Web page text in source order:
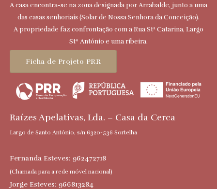
A casa encontra-se na zona designada por Arrabalde, junto a uma
das casas senhoriais (Solar de Nossa Senhora da Conceição).
A propriedade faz confrontação com a Rua Stª Catarina, Largo
Stº António e uma ribeira.
Ficha de Projeto PRR
Raízes Apelativas, Lda. – Casa da Cerca
Largo de Santo António, s/n 6320-536 Sortelha
Fernanda Esteves: 962472718
(Chamada para a rede móvel nacional)
Jorge Esteves: 966813284